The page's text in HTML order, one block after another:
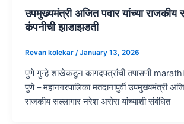
उपमुख्यमंत्री अजित पवार यांच्या राजकीय
कंपनीची झाडाझडती
Revan kolekar /January 13, 2026
पुणे गुन्हे शाखेकडून कागदपत्रांची तपासणी
पुणे – महानगरपालिका मतदानापुर्वी उपमुख्यमंत्री
राजकीय सल्लागार नरेश अरोरा यांच्याशी संबंधित